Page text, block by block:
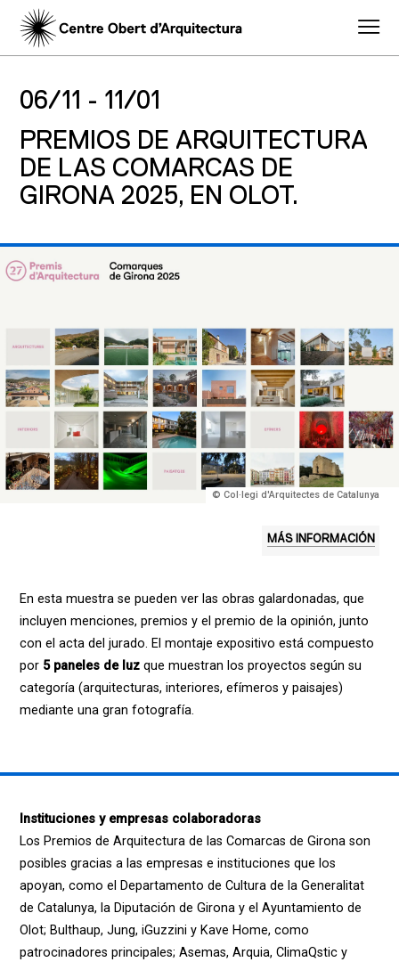
06/11 - 11/01
PREMIOS DE ARQUITECTURA
DE LAS COMARCAS DE
GIRONA 2025, EN OLOT.
© Col·legi d'Arquitectes de Catalunya
MÁS INFORMACIÓN
En esta muestra se pueden ver las obras galardonadas, que
incluyen menciones, premios y el premio de la opinión, junto
con el acta del jurado. El montaje expositivo está compuesto
por 5 paneles de luzque muestran los proyectos según su
categoría (arquitecturas, interiores, efímeros y paisajes)
mediante una gran fotografía.
Instituciones y empresas colaboradoras
Los Premios de Arquitectura de las Comarcas de Girona son
posibles gracias a las empresas e instituciones que los
apoyan, como el Departamento de Cultura de la Generalitat
de Catalunya, la Diputación de Girona y el Ayuntamiento de
Olot; Bulthaup, Jung, iGuzzini y Kave Home, como
patrocinadores principales; Asemas, Arquia, ClimaQstic y